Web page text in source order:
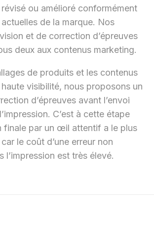
ou amélioré conformément
de la marque. Nos
et de correction d’épreuves
deux aux contenus marketing.
de produits et les contenus
visibilité, nous proposons un
d’épreuves avant l’envoi
C’est à cette étape
finale par un œil attentif a le plus
le coût d’une erreur non
l’impression est très élevé.